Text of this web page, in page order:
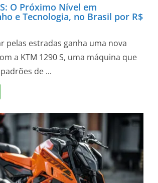
O Próximo Nível em
e Tecnologia, no Brasil por R$
pelas estradas ganha uma nova
a KTM 1290 S, uma máquina que
de ...